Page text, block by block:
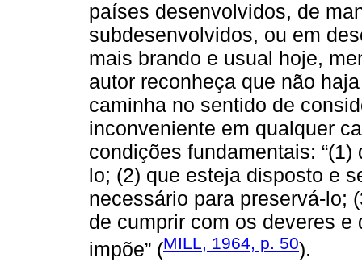
países desenvolvidos, de
subdesenvolvidos, ou em
mais brando e usual hoje,
autor reconheça que não
caminha no sentido de
inconveniente em qualquer
condições fundamentais:
lo; (2) que esteja disposto e
necessário para preservá-lo;
de cumprir com os deveres
impõe” (MILL, 1964, p. 50).